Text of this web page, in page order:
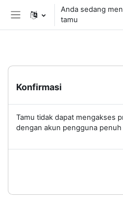
Lewati ke konten utama
Panel samping
Anda sedang
tamu
Konfirmasi
Tamu tidak dapat mengakses
dengan akun pengguna